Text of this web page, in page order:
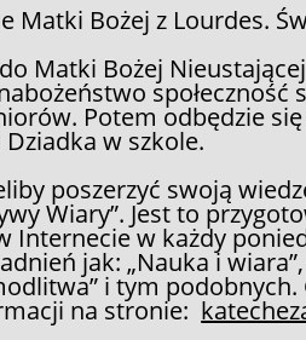
Matki Bożej z Lourdes.
Matki Bożej
społeczność
Potem odbędzie
w szkole.
poszerzyć swoją
Wiary”. Jest to
Internecie w każdy
jak: „Nauka i wiara”,
i tym
na stronie: